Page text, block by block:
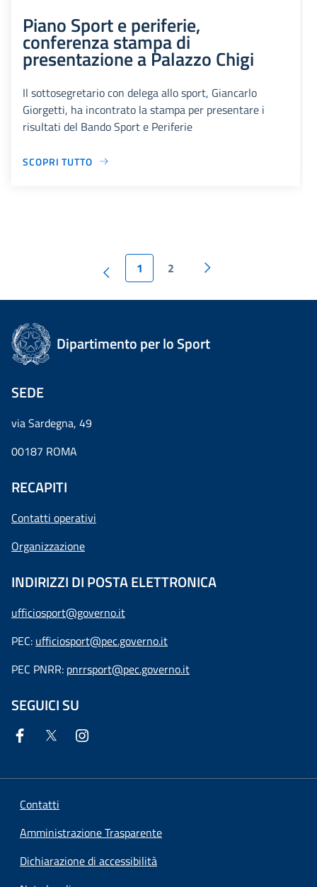
Piano Sport e periferie,
conferenza stampa di
presentazione a Palazzo Chigi
Il sottosegretario con delega allo sport, Giancarlo
Giorgetti, ha incontrato la stampa per presentare i
risultati del Bando Sport e Periferie
SCOPRI TUTTO
1 2
Dipartimento per lo Sport
SEDE
via Sardegna, 49
00187 ROMA
RECAPITI
Contatti operativi
Organizzazione
INDIRIZZI DI POSTA ELETTRONICA
ufficiosport@governo.it
PEC: ufficiosport@pec.governo.it
PEC PNRR: pnrrsport@pec.governo.it
SEGUICI SU
Contatti
Amministrazione Trasparente
Dichiarazione di accessibilità